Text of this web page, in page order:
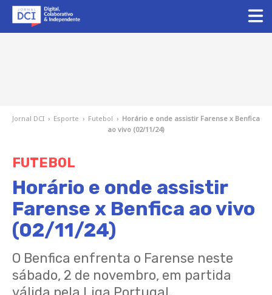
Jornal DCI › Esporte › Futebol › Horário e onde assistir Farense x Benfica
ao vivo (02/11/24)
FUTEBOL
Horário e onde assistir
Farense x Benfica ao vivo
(02/11/24)
O Benfica enfrenta o Farense neste
sábado, 2 de novembro, em partida